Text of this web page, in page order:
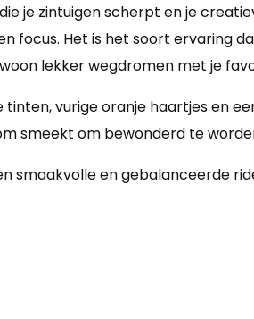
je zintuigen scherpt en je
focus. Het is het soort ervaring
lekker wegdromen met je
vurige oranje haartjes en
smeekt om bewonderd te
smaakvolle en gebalanceerde